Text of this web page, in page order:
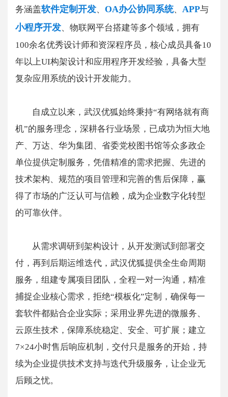
务涵盖软件定制开发、 OA办公协同系统、 APP与
小程序开发、物联网平台搭建等多个领域，拥有
100余名优秀设计师和资深程序员，核心成员具备10
年以上UI构架设计和应用程序开发经验，具备大型
复杂应用系统的设计开发能力。
自成立以来，武汉优狐始终秉持“有网络就有商
机”的服务理念，深耕各行业场景，已成功为恒大地
产、万达、华为集团、省委党校图书馆等众多政企
单位提供定制服务，凭借精准的需求把握、先进的
技术架构、规范的项目管理和完善的售后保障，赢
得了市场的广泛认可与信赖，成为企业数字化转型
的可靠伙伴。
从需求调研到架构设计，从开发测试到部署交
付，再到后期运维迭代，武汉优狐提供全生命周期
服务，组建专属项目团队，全程一对一沟通，精准
捕捉企业核心需求，拒绝“模板化”定制，确保每一
套软件都贴合企业实际；采用业界先进的微服务、
云原生技术，保障系统稳定、安全、可扩展；建立
7×24小时售后响应机制，交付只是服务的开始，持
续为企业提供技术支持与迭代升级服务，让企业无
后顾之忧。